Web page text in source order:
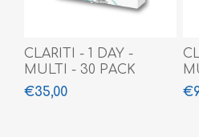
CLARITI - 1 DAY -
MULTI - 30 PACK
€35,00